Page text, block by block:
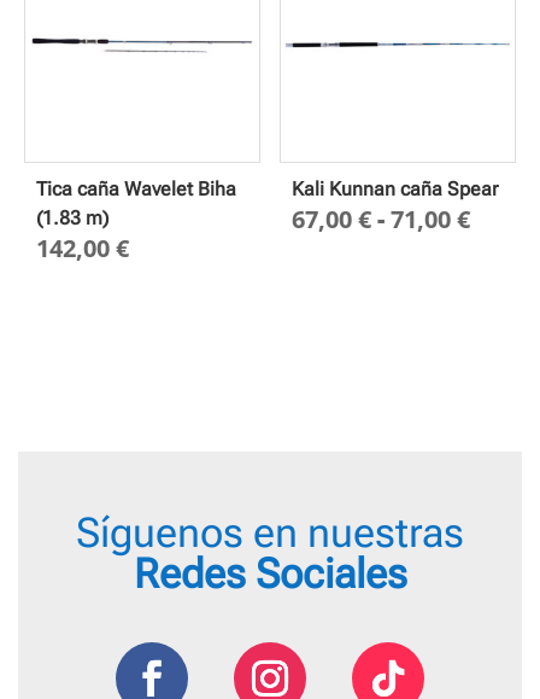
Tica caña Wavelet Biha
(1.83 m)
142,00€
Kali Kunnan caña Spear
67,00€-71,00€
Síguenos en nuestras
Redes Sociales